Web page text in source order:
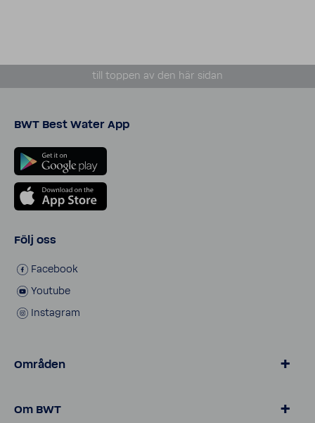
till toppen av den här sidan
BWT Best Water App
Följ oss
Face­book
Youtube
Instagram
Områden
Produkter för hushåll
Om BWT